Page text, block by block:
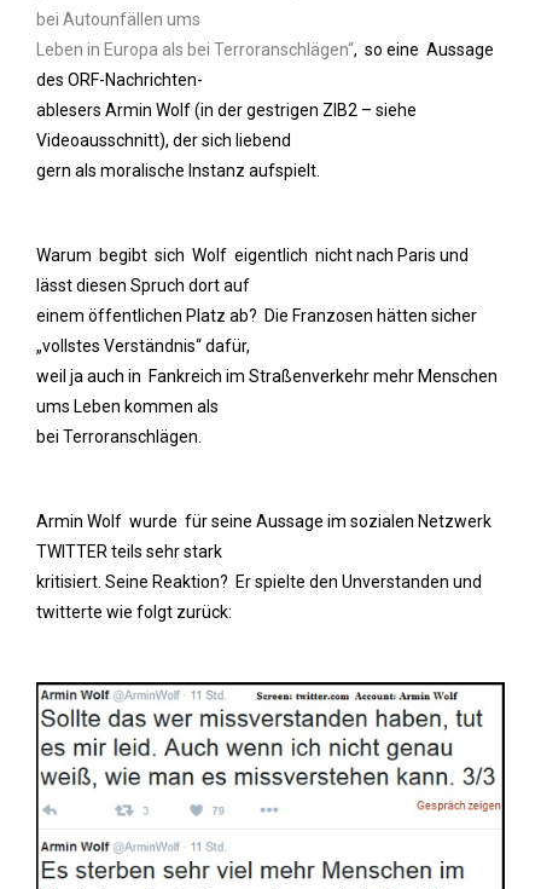
bei Autounfällen ums
Leben in Europa als bei Terroranschlägen“, so eine Aussage
des ORF-Nachrichten-
ablesers Armin Wolf (in der gestrigen ZIB2 – siehe
Videoausschnitt), der sich liebend
gern als moralische Instanz aufspielt.
Warum begibt sich Wolf eigentlich nicht nach Paris und
lässt diesen Spruch dort auf
einem öffentlichen Platz ab? Die Franzosen hätten sicher
„vollstes Verständnis“ dafür,
weil ja auch in Fankreich im Straßenverkehr mehr Menschen
ums Leben kommen als
bei Terroranschlägen.
Armin Wolf wurde für seine Aussage im sozialen Netzwerk
TWITTER teils sehr stark
kritisiert. Seine Reaktion? Er spielte den Unverstanden und
twitterte wie folgt zurück: